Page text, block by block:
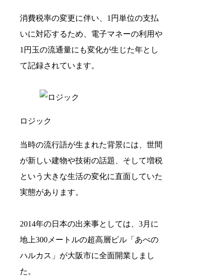
消費税率の変更に伴い、1円単位の支払
いに対応するため、電子マネーの利用や
1円玉の流通量にも変化が生じた年とし
て記録されています。
ロジック
当時の流行語が生まれた背景には、世間
が新しい建物や技術の話題、そして増税
という大きな生活の変化に直面していた
実態があります。
2014年の日本の出来事としては、3月に
地上300メートルの超高層ビル「あべの
ハルカス」が大阪市に全面開業しまし
た。